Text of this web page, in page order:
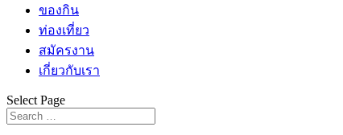
ของกิน
ท่องเที่ยว
สมัครงาน
เกี่ยวกับเรา
Select Page